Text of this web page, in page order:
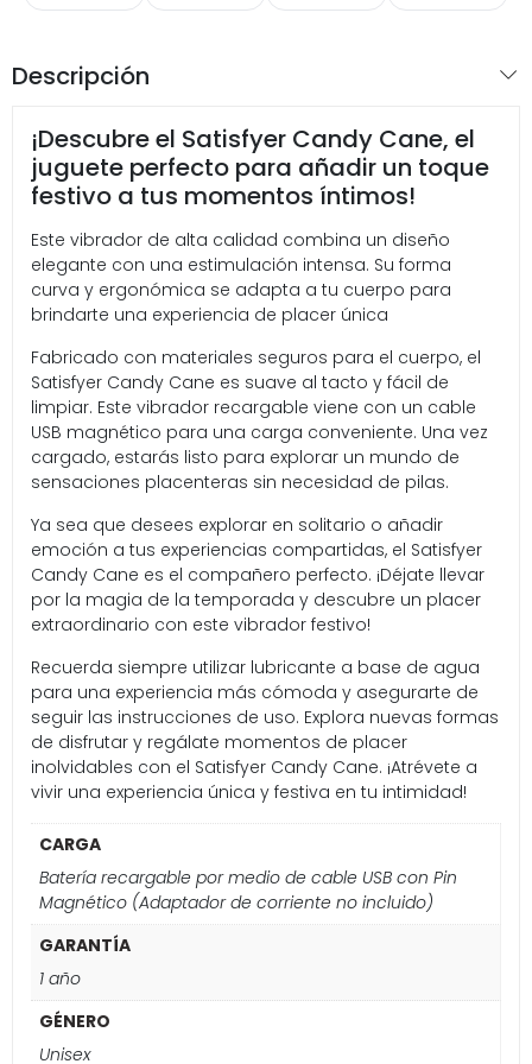
Descripción
¡Descubre el Satisfyer Candy Cane, el
juguete perfecto para añadir un toque
festivo a tus momentos íntimos!
Este vibrador de alta calidad combina un diseño
elegante con una estimulación intensa. Su forma
curva y ergonómica se adapta a tu cuerpo para
brindarte una experiencia de placer única
Fabricado con materiales seguros para el cuerpo, el
Satisfyer Candy Cane es suave al tacto y fácil de
limpiar. Este vibrador recargable viene con un cable
USB magnético para una carga conveniente. Una vez
cargado, estarás listo para explorar un mundo de
sensaciones placenteras sin necesidad de pilas.
Ya sea que desees explorar en solitario o añadir
emoción a tus experiencias compartidas, el Satisfyer
Candy Cane es el compañero perfecto. ¡Déjate llevar
por la magia de la temporada y descubre un placer
extraordinario con este vibrador festivo!
Recuerda siempre utilizar lubricante a base de agua
para una experiencia más cómoda y asegurarte de
seguir las instrucciones de uso. Explora nuevas formas
de disfrutar y regálate momentos de placer
inolvidables con el Satisfyer Candy Cane. ¡Atrévete a
vivir una experiencia única y festiva en tu intimidad!
CARGA
Batería recargable por medio de cable USB con Pin
Magnético (Adaptador de corriente no incluido)
GARANTÍA
1 año
GÉNERO
Unisex